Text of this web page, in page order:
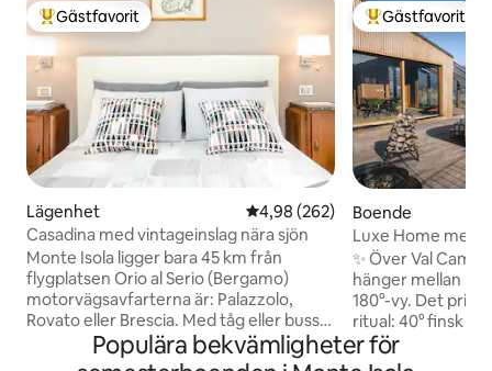
Populär gästfavorit
Gästfavorit
Lägenhet 4,98 av 5 i genomsnittligt
4,98 (262)
Casadina med vintageinslag nära sjön
Monte Isola ligger bara 45 km från
flygplatsen Orio al Serio (Bergamo)
motorvägsavfarterna är: Palazzolo,
Rovato eller Brescia. Med tåg eller buss
kan du nå Sulzano från Brescia med
Ferrovie Nord. Med färjor, från Iseo eller
Populär
Gästfavorit
Boende
Luxe Home med
bastu i bergen
✨ Över Val
hänger mellan
180°-vy. Det
ritual: 40° finsk
bastu och varm
🛏️ King-svit +
Populära bekvämligheter för